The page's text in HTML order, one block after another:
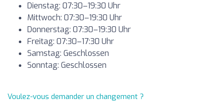
Dienstag: 07:30–19:30 Uhr
Mittwoch: 07:30–19:30 Uhr
Donnerstag: 07:30–19:30 Uhr
Freitag: 07:30–17:30 Uhr
Samstag: Geschlossen
Sonntag: Geschlossen
Voulez-vous demander un changement ?